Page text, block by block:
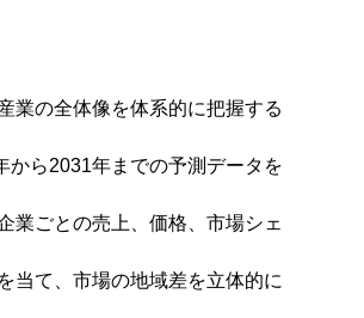
業の全体像を体系的に把握する
ら2031年までの予測データを
業ごとの売上、価格、市場シェ
当て、市場の地域差を立体的に